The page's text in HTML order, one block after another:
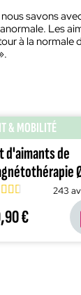
savons
Les
à la
& MOBILITÉ
d'aimants de
243
€